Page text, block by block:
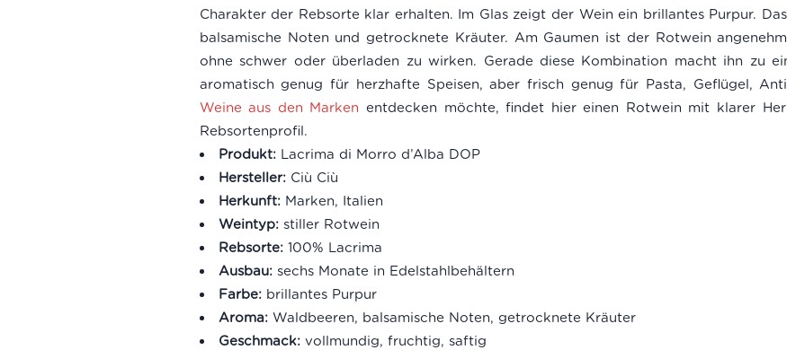
Charakter der Rebsorte klar erhalten. Im Glas zeigt der Wein ein brillantes Purpur.
balsamische Noten und getrocknete Kräuter. Am Gaumen ist der Rotwein
ohne schwer oder überladen zu wirken. Gerade diese Kombination macht ihn zu
aromatisch genug für herzhafte Speisen, aber frisch genug für Pasta, Geflügel,
Weine aus den Marken entdecken möchte, findet hier einen Rotwein mit klarer
Rebsortenprofil.
Produkt:Lacrima di Morro d’Alba DOP
Hersteller:Ciù Ciù
Herkunft:Marken, Italien
Weintyp:stiller Rotwein
Rebsorte:100% Lacrima
Ausbau:sechs Monate in Edelstahlbehältern
Farbe:brillantes Purpur
Aroma:Waldbeeren, balsamische Noten, getrocknete Kräuter
Geschmack:vollmundig, fruchtig, saftig